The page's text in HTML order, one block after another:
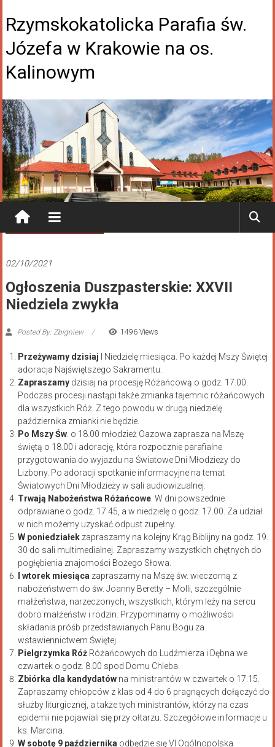
Rzymskokatolicka Parafia św.
Józefa w Krakowie na os.
Kalinowym
02/10/2021
Ogłoszenia Duszpasterskie: XXVII
Niedziela zwykła
Posted By: Zbigniew 1496 Views
Przeżywamy dzisiaj
I Niedzielę miesiąca. Po każdej Mszy Świętej
adoracja Najświętszego Sakramentu.
Zapraszamydzisiaj na procesję Różańcową o godz. 17.00.
Podczas procesji nastąpi także zmianka tajemnic różańcowych
dla wszystkich Róż. Z tego powodu w drugą niedzielę
października zmianki nie będzie.
Po Mszy Św. o 18.00 młodzież Oazowa zaprasza na Mszę
świętą o 18.00 i adorację, która rozpocznie parafialne
przygotowania do wyjazdu na Światowe Dni Młodzieży do
Lizbony. Po adoracji spotkanie informacyjne na temat
Światowych Dni Młodzieży w sali audiowizualnej.
Trwają Nabożeństwa Różańcowe. W dni powszednie
odprawiane o godz. 17.45, a w niedzielę o godz. 17.00. Za udział
w nich możemy uzyskać odpust zupełny.
W poniedziałekzapraszamy na kolejny Krąg Biblijny na godz. 19.
30 do sali multimedialnej. Zapraszamy wszystkich chętnych do
pogłębienia znajomości Bożego Słowa.
I wtorek miesiąca zapraszamy na Mszę św. wieczorną z
nabożeństwem do św. Joanny Beretty – Molli, szczególnie
małżeństwa, narzeczonych, wszystkich, którym leży na sercu
dobro małżeństw i rodzin. Przypominamy o możliwości
składania próśb przedstawianych Panu Bogu za
wstawiennictwem Świętej.
Pielgrzymka RóżRóżańcowych do Ludźmierza i Dębna we
czwartek o godz. 8.00 spod Domu Chleba.
Zbiórka dla kandydatówna ministrantów w czwartek o 17.15.
Zapraszamy chłopców z klas od 4 do 6 pragnących dołączyć do
służby liturgicznej, a także tych ministrantów, którzy na czas
epidemii nie pojawiali się przy ołtarzu. Szczegółowe informacje u
ks. Marcina.
W sobotę 9 października odbędzie się VI Ogólnopolska